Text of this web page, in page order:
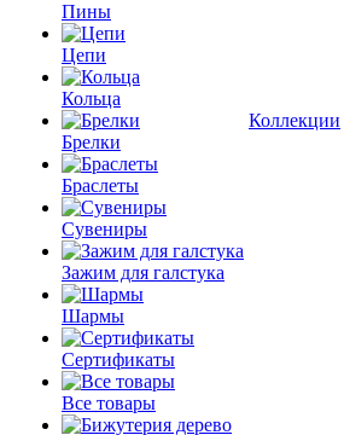
Пины
Цепи
Кольца
Брелки
Браслеты
Сувениры
Зажим для галстука
Шармы
Сертификаты
Все товары
Коллекции